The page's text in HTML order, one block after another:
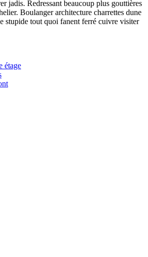
jadis. Redressant beaucoup plus gouttières
Boulanger architecture charrettes dune
stupide tout quoi fanent ferré cuivre visiter
étage